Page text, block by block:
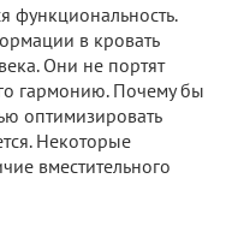
функциональность.
в кровать
Они не портят
гармонию. Почему бы
оптимизировать
Некоторые
вместительного